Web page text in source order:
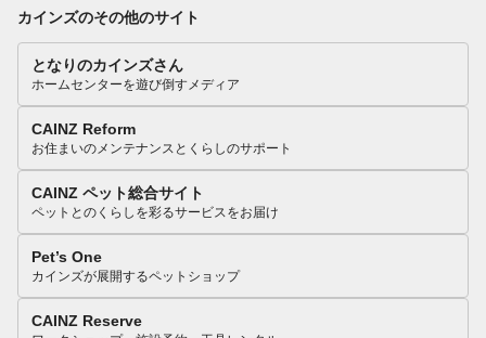
カインズのその他のサイト
となりのカインズさん
ホームセンターを遊び倒すメディア
CAINZ Reform
お住まいのメンテナンスとくらしのサポート
CAINZ ペット総合サイト
ペットとのくらしを彩るサービスをお届け
Pet’s One
カインズが展開するペットショップ
CAINZ Reserve